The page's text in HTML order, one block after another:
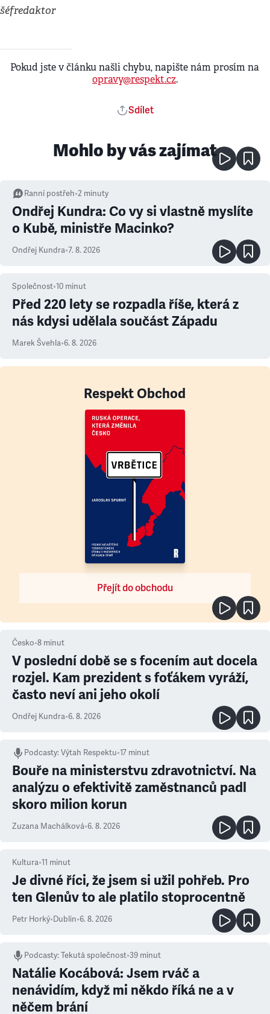
šéfredaktor
Pokud jste v článku našli chybu, napište nám prosím na
opravy@respekt.cz.
Sdílet
Mohlo by vás zajímat
Ranní postřeh•2 minuty
Ondřej Kundra: Co vy si vlastně myslíte
o Kubě, ministře Macinko?
Ondřej Kundra•7. 8. 2026
Společnost•10 minut
Před 220 lety se rozpadla říše, která z
nás kdysi udělala součást Západu
Marek Švehla•6. 8. 2026
Respekt Obchod
Přejít do obchodu
Česko•8 minut
V poslední době se s focením aut docela
rozjel. Kam prezident s foťákem vyráží,
často neví ani jeho okolí
Ondřej Kundra•6. 8. 2026
Podcasty:Výtah Respektu•17 minut
Bouře na ministerstvu zdravotnictví. Na
analýzu o efektivitě zaměstnanců padl
skoro milion korun
Zuzana Machálková•6. 8. 2026
Kultura•11 minut
Je divné říci, že jsem si užil pohřeb. Pro
ten Glenův to ale platilo stoprocentně
Petr Horký•Dublin•6. 8. 2026
Podcasty:Tekutá společnost•39 minut
Natálie Kocábová: Jsem rváč a
nenávidím, když mi někdo říká ne a v
něčem brání